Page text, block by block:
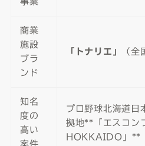
商業
施設
ブラ
ンド
「トナリエ」 （全
知名
度の
高い
案件
プロ野球北海道日
拠地**「エスコン
HOKKAIDO」**